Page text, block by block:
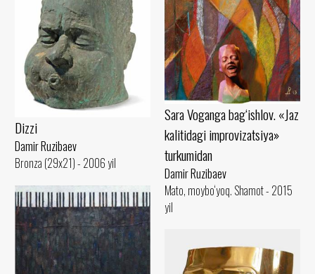
Sara Voganga bag‘ishlov. «Jaz
kalitidagi improvizatsiya»
turkumidan
Damir Ruzibaev
Mato, moybo‘yoq. Shamot - 2015
yil
Dizzi
Damir Ruzibaev
Bronza (29x21) - 2006 yil